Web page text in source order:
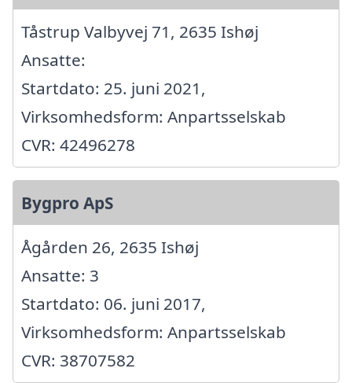
Tåstrup Valbyvej 71, 2635 Ishøj
Ansatte:
Startdato: 25. juni 2021,
Virksomhedsform: Anpartsselskab
CVR: 42496278
Bygpro ApS
Ågården 26, 2635 Ishøj
Ansatte: 3
Startdato: 06. juni 2017,
Virksomhedsform: Anpartsselskab
CVR: 38707582